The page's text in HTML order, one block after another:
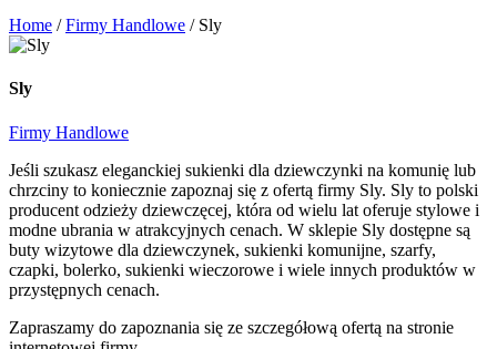
Home /Firmy Handlowe / Sly
Sly
Firmy Handlowe
Jeśli szukasz eleganckiej sukienki dla dziewczynki na komunię lub
chrzciny to koniecznie zapoznaj się z ofertą firmy Sly. Sly to polski
producent odzieży dziewczęcej, która od wielu lat oferuje stylowe i
modne ubrania w atrakcyjnych cenach. W sklepie Sly dostępne są
buty wizytowe dla dziewczynek, sukienki komunijne, szarfy,
czapki, bolerko, sukienki wieczorowe i wiele innych produktów w
przystępnych cenach.
Zapraszamy do zapoznania się ze szczegółową ofertą na stronie